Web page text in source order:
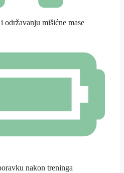
održavanju mišićne mase
nakon treninga